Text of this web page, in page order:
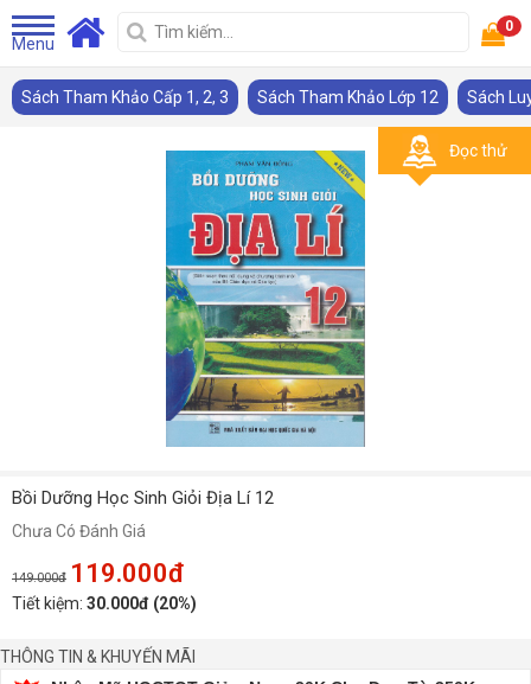
Menu
0
Sách Tham Khảo Cấp 1, 2, 3 Sách Tham Khảo Lớp 12 Sách
Đọc thử
Bồi Dưỡng Học Sinh Giỏi Địa Lí 12
Chưa Có Đánh Giá
149.000đ 119.000đ
Tiết kiệm: 30.000đ (20%)
THÔNG TIN & KHUYẾN MÃI